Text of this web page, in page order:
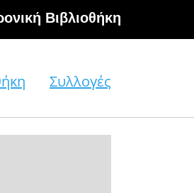
Βιβλιοθήκη
Συλλογές